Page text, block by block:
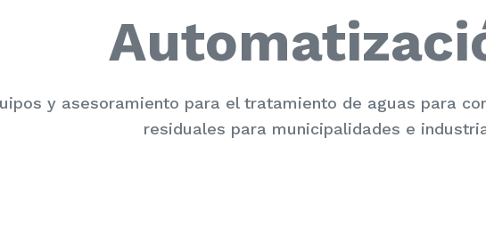
y asesoramiento para el tratamiento de aguas para
residuales para municipalidades e